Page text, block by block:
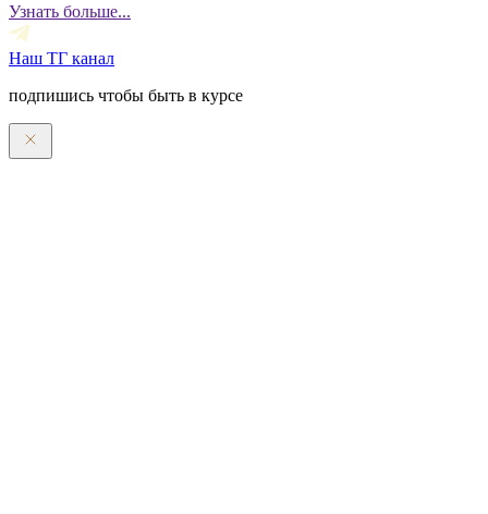
Узнать больше...
Наш ТГ канал
подпишись чтобы быть в курсе